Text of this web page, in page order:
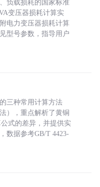
负载损耗的国家标准
变压器损耗计算实
电力变压器损耗计算
型号参数，指导用户
三种常用计算方法
），重点解析了黄铜
式的差异，并提供实
数据参考GB/T 4423-